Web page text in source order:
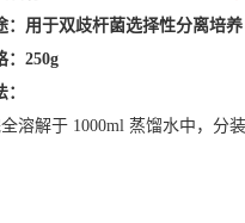
用于双歧杆菌选择性分离培养
：250g
：
溶解于 1000ml 蒸馏水中，分